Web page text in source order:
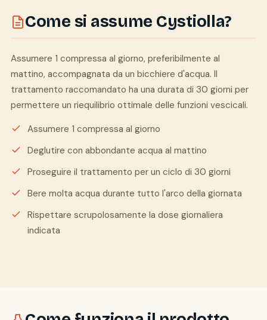
Come si assume Cystiolla?
Assumere 1 compressa al giorno, preferibilmente al
mattino, accompagnata da un bicchiere d'acqua. Il
trattamento raccomandato ha una durata di 30 giorni per
permettere un riequilibrio ottimale delle funzioni vescicali.
Assumere 1 compressa al giorno
Deglutire con abbondante acqua al mattino
Proseguire il trattamento per un ciclo di 30 giorni
Bere molta acqua durante tutto l'arco della giornata
Rispettare scrupolosamente la dose giornaliera
indicata